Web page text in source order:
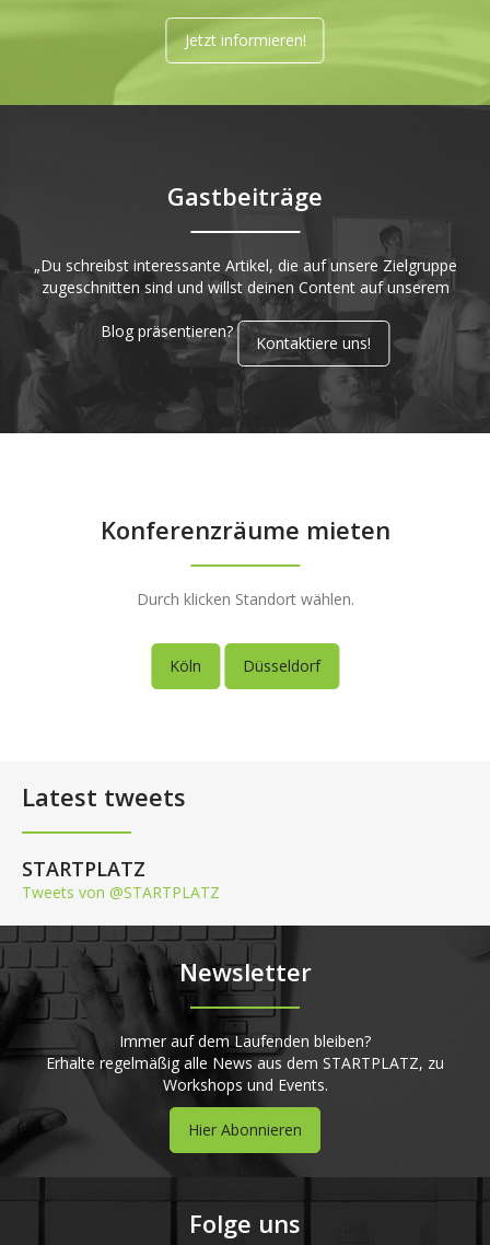
Jetzt informieren!
Gastbeiträge
„Du schreibst interessante Artikel, die auf unsere Zielgruppe
zugeschnitten sind und willst deinen Content auf unserem
Blog präsentieren?
Kontaktiere uns!
Konferenzräume mieten
Durch klicken Standort wählen.
Köln Düsseldorf
Latest tweets
STARTPLATZ
Tweets von @STARTPLATZ
Newsletter
Immer auf dem Laufenden bleiben?
Erhalte regelmäßig alle News aus dem STARTPLATZ, zu
Workshops und Events.
Hier Abonnieren
Folge uns